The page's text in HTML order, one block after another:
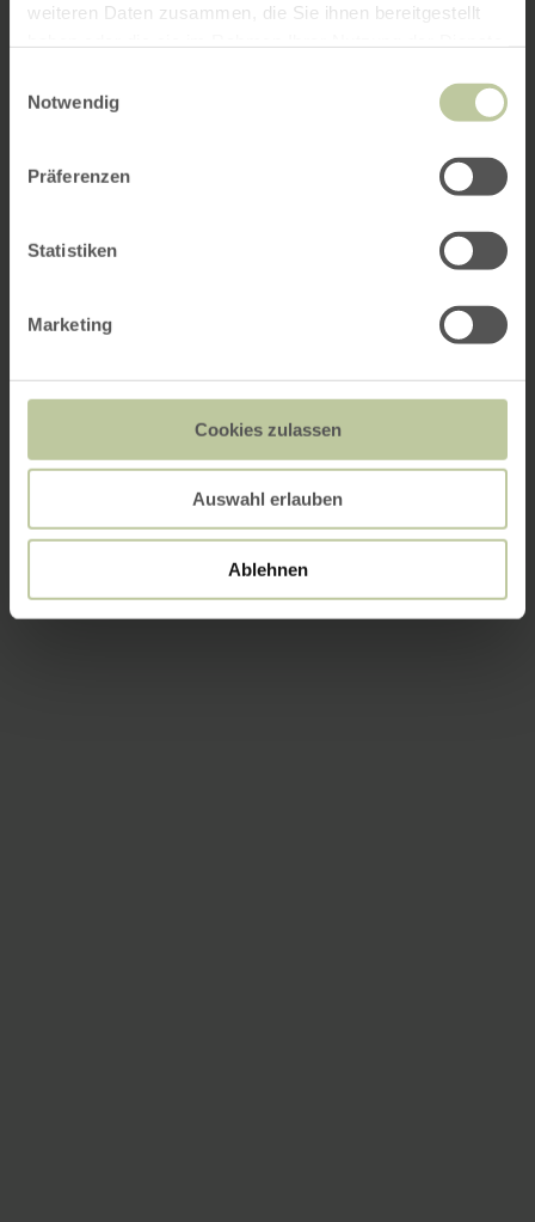
weiteren Daten zusammen, die Sie ihnen bereitgestellt
Notwendig
Präferenzen
Statistiken
Marketing
Cookies zulassen
Auswahl erlauben
Ablehnen